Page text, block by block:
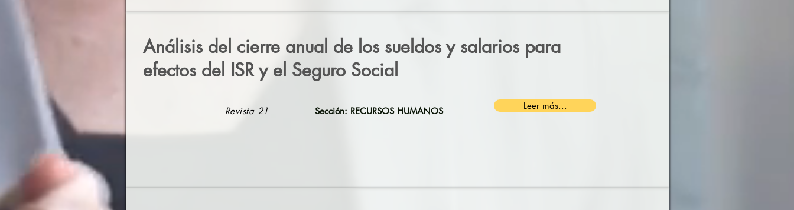
Análisis del cierre anual de los sueldos y salarios para
efectos del ISR y el Seguro Social
Revista 21 Sección: RECURSOS HUMANOS Leer más...